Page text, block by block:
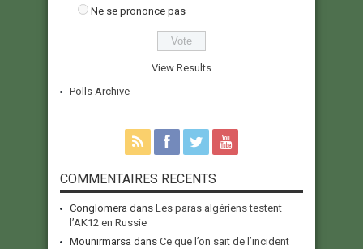
Ne se prononce pas
View Results
Polls Archive
COMMENTAIRES RECENTS
Conglomera dans Les paras algériens testent
l’AK12 en Russie
Mounirmarsa dans Ce que l’on sait de l’incident